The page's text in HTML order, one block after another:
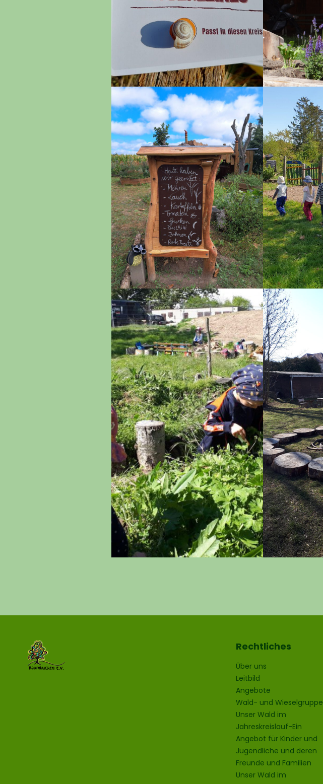
Rechtliches
Über uns
Leitbild
Angebote
Wald- und Wieselgruppe
Unser Wald im
Jahreskreislauf-Ein
Angebot für Kinder und
Jugendliche und deren
Freunde und Familien
Unser Wald im